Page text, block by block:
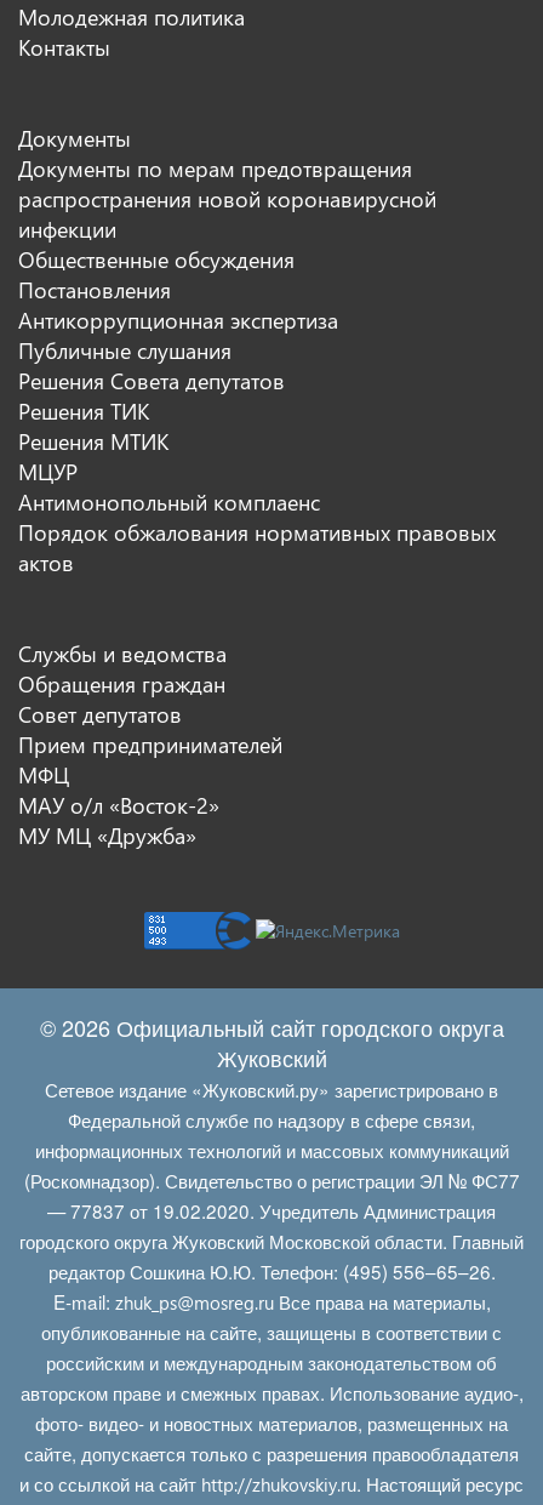
Молодежная политика
Контакты
Документы
Документы по мерам предотвращения
распространения новой коронавирусной
инфекции
Общественные обсуждения
Постановления
Антикоррупционная экспертиза
Публичные слушания
Решения Совета депутатов
Решения ТИК
Решения МТИК
МЦУР
Антимонопольный комплаенс
Порядок обжалования нормативных правовых
актов
Службы и ведомства
Обращения граждан
Совет депутатов
Прием предпринимателей
МФЦ
МАУ о/л «Восток-2»
МУ МЦ «Дружба»
© 2026 Официальный сайт городского округа
Жуковский
Сетевое издание «Жуковский.ру» зарегистрировано в
Федеральной службе по надзору в сфере связи,
информационных технологий и массовых коммуникаций
(Роскомнадзор). Свидетельство о регистрации ЭЛ № ФС77
— 77837 от 19.02.2020. Учредитель Администрация
городского округа Жуковский Московской области. Главный
редактор Сошкина Ю.Ю. Телефон: (495) 556–65–26.
E‑mail: zhuk_ps@mosreg.ruВсе права на материалы,
опубликованные на сайте, защищены в соответствии с
российским и международным законодательством об
авторском праве и смежных правах. Использование аудио-,
фото- видео- и новостных материалов, размещенных на
сайте, допускается только с разрешения правообладателя
и со ссылкой на сайт http://zhukovskiy.ru. Настоящий ресурс